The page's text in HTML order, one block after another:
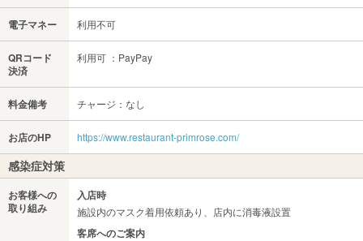
電子マネー 利用不可
QRコード
決済
利用可 ：PayPay
料金備考 チャージ：なし
お店のHP https://www.restaurant-primrose.com/
感染症対策
お客様への
取り組み
入店時
施設内のマスク着用依頼あり、店内に消毒液設置
客席へのご案内